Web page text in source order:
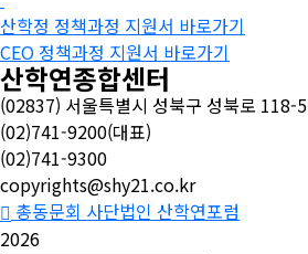
산학정 정책과정 지원서 바로가기
CEO 정책과정 지원서 바로가기
산학연종합센터
(02837) 서울특별시 성북구 성북로 118-5
(02)741-9200(대표)
(02)741-9300
copyrights@shy21.co.kr
총동문회 사단법인 산학연포럼
2026